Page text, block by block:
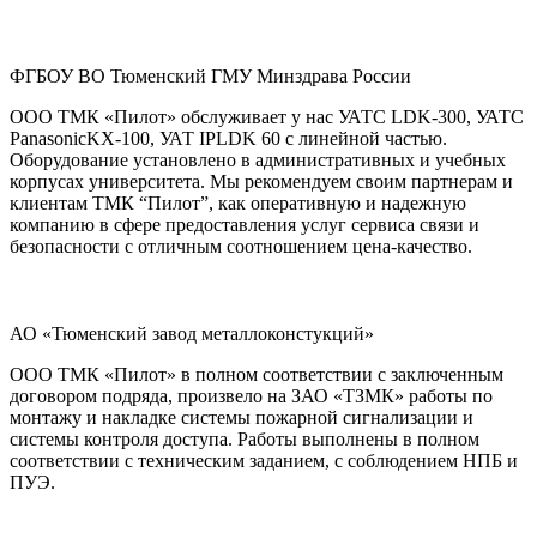
ФГБОУ ВО Тюменский ГМУ Минздрава России
ООО ТМК «Пилот» обслуживает у нас УАТС LDK-300, УАТС
PanasonicKX-100, УАТ IPLDK 60 с линейной частью.
Оборудование установлено в административных и учебных
корпусах университета. Мы рекомендуем своим партнерам и
клиентам ТМК “Пилот”, как оперативную и надежную
компанию в сфере предоставления услуг сервиса связи и
безопасности с отличным соотношением цена-качество.
АО «Тюменский завод металлоконстукций»
ООО ТМК «Пилот» в полном соответствии с заключенным
договором подряда, произвело на ЗАО «ТЗМК» работы по
монтажу и накладке системы пожарной сигнализации и
системы контроля доступа. Работы выполнены в полном
соответствии с техническим заданием, с соблюдением НПБ и
ПУЭ.